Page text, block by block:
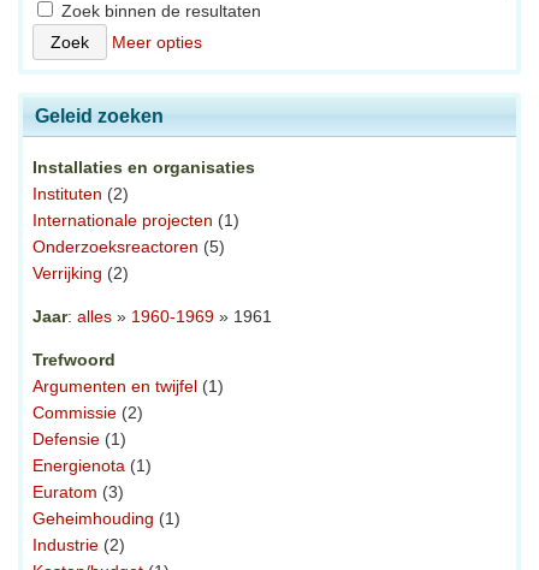
Zoek binnen de resultaten
Meer opties
Geleid zoeken
Installaties en organisaties
Instituten (2)
Internationale projecten (1)
Onderzoeksreactoren (5)
Verrijking (2)
Jaar: alles » 1960-1969 » 1961
Trefwoord
Argumenten en twijfel (1)
Commissie (2)
Defensie (1)
Energienota (1)
Euratom (3)
Geheimhouding (1)
Industrie (2)